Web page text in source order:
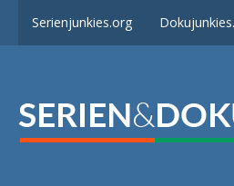
Serienjunkies.org